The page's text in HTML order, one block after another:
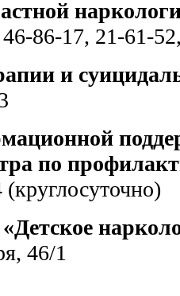
86-17, 21-61-
и
по
46/1